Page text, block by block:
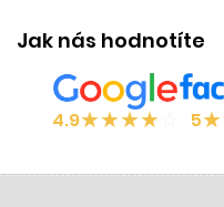
Jak nás hodnotíte
4.9★★★★ 5★